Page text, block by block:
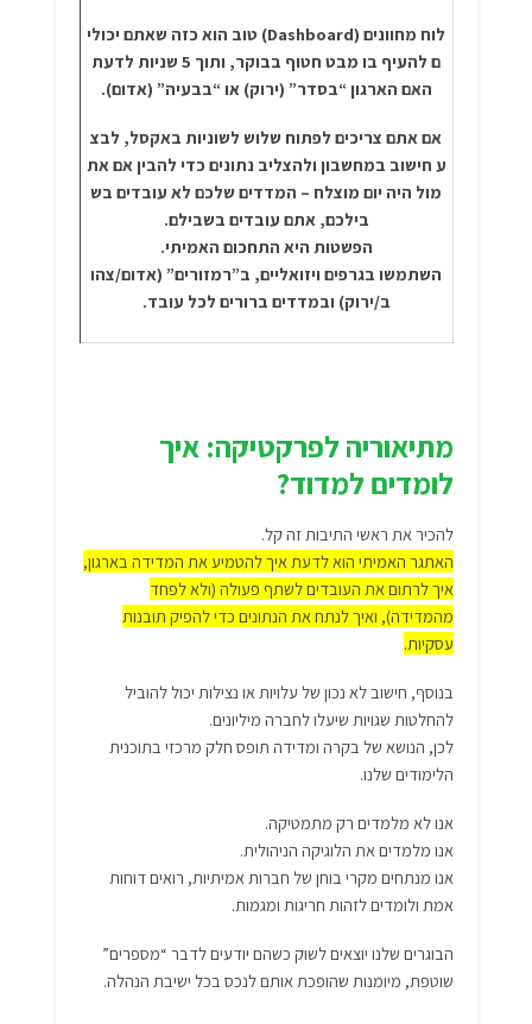
לוח מחוונים (Dashboard) טוב הוא כזה שאתם יכולי
ם להעיף בו מבט חטוף בבוקר, ותוך 5 שניות לדעת
האם הארגון “בסדר” (ירוק) או “בבעיה” (אדום).
אם אתם צריכים לפתוח שלוש לשוניות באקסל, לבצ
ע חישוב במחשבון ולהצליב נתונים כדי להבין אם את
מול היה יום מוצלח – המדדים שלכם לא עובדים בש
בילכם, אתם עובדים בשבילם.
הפשטות היא התחכום האמיתי.
השתמשו בגרפים ויזואליים, ב”רמזורים” (אדום/צהו
ב/ירוק) ובמדדים ברורים לכל עובד.
מתיאוריה לפרקטיקה: איך
לומדים למדוד?
להכיר את ראשי התיבות זה קל.
האתגר האמיתי הוא לדעת איך להטמיע את המדידה בארגון,
איך לרתום את העובדים לשתף פעולה (ולא לפחד
מהמדידה), ואיך לנתח את הנתונים כדי להפיק תובנות
עסקיות.
בנוסף, חישוב לא נכון של עלויות או נצילות יכול להוביל
להחלטות שגויות שיעלו לחברה מיליונים.
לכן, הנושא של בקרה ומדידה תופס חלק מרכזי בתוכנית
הלימודים שלנו.
אנו לא מלמדים רק מתמטיקה.
אנו מלמדים את הלוגיקה הניהולית.
אנו מנתחים מקרי בוחן של חברות אמיתיות, רואים דוחות
אמת ולומדים לזהות חריגות ומגמות.
הבוגרים שלנו יוצאים לשוק כשהם יודעים לדבר “מספרים”
שוטפת, מיומנות שהופכת אותם לנכס בכל ישיבת הנהלה.